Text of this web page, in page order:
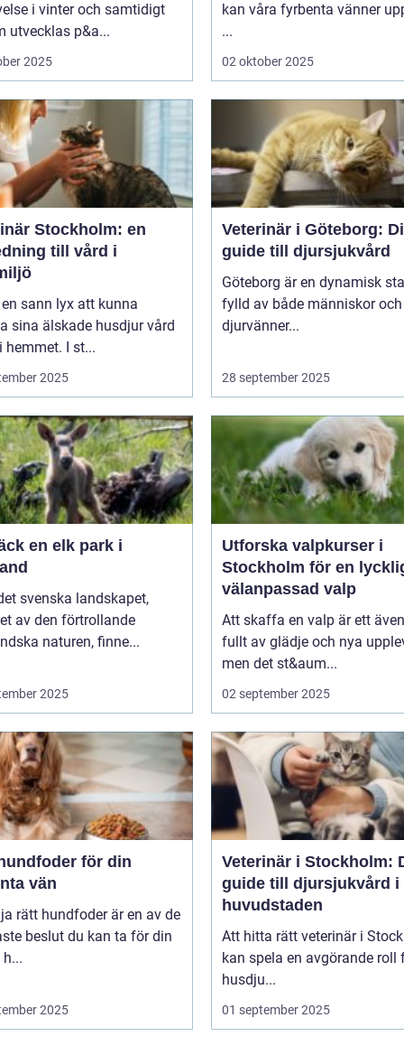
i vinter och samtidigt
utvecklas p&a...
2025
kan våra fyrbenta vänner
...
02 oktober 2025
Stockholm: en
till vård i
sann lyx att kunna
sina älskade husdjur vård
hemmet. I st...
2025
Veterinär i Göteborg:
guide till djursjukvård
Göteborg är en dynamisk
fylld av både människor
djurvänner...
28 september 2025
en elk park i
svenska landskapet,
av den förtrollande
naturen, finne...
2025
Utforska valpkurser i
Stockholm för en
välanpassad valp
Att skaffa en valp är ett
fullt av glädje och nya
men det st&aum...
02 september 2025
för din
vän
rätt hundfoder är en av de
beslut du kan ta för din
2025
Veterinär i Stockholm:
guide till djursjukvård i
huvudstaden
Att hitta rätt veterinär i
kan spela en avgörande roll
husdju...
01 september 2025